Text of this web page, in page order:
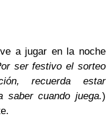
a jugar en la noche
ser festivo el sorteo
recuerda estar
saber cuando juega.)